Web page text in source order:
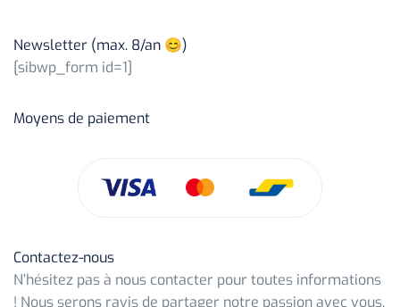
Newsletter (max. 8/an 😊)
[sibwp_form id=1]
Moyens de paiement
Contactez-nous
N’hésitez pas à nous contacter pour toutes informations
! Nous serons ravis de partager notre passion avec vous.